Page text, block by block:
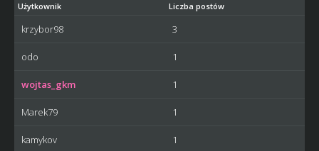
Użytkownik Liczba postów
krzybor98 3
odo 1
wojtas_gkm 1
Marek79 1
kamykov 1